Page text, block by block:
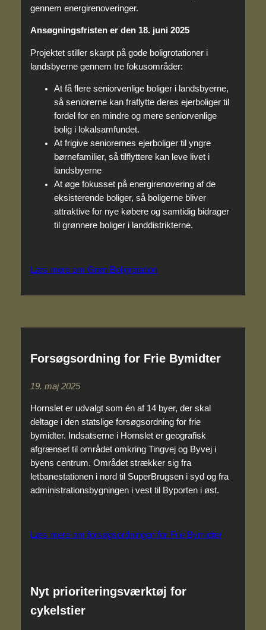
gennem energi­renoveringer.
Ansøgningsfristen er den 18. juni 2025
Projektet stiller skarpt på gode boligrotationer i
landsbyerne gennem tre fokusområder:
At få flere seniorvenlige boliger i landsbyerne,
så seniorerne kan fraflytte deres ejerboliger til
fordel for en mindre og mere seniorvenlige
bolig i lokalsamfundet.
At frigive seniorernes ejerboliger til yngre
børnefamilier, så tilflyttere kan leve livet i
landsbyerne
At øge fokusset på energirenovering af de
eksisterende boliger, så boligerne bliver
attraktive for nye købere og samtidig bidrager
til grønnere boliger i landdistrikterne.
Læs mere om Grøn Boligrotation
Forsøgsordning for Frie Bymidter
19. maj 2025
Hornslet er udvalgt som én af 14 byer, der skal
deltage i den statslige forsøgsordning for frie
bymidter. Indsatserne i Hornslet er geografisk
afgrænset til området omkring Tingvej og Byvej i
byens centrum. Området strækker sig fra
letbanestationen i nord til SuperBrugsen i syd og fra
administrationsbygningen i vest til Byporten i øst.
Læs mere om forsøgsordningen for Frie Bymidter
Nyt prioriteringsværktøj for
cykelstier